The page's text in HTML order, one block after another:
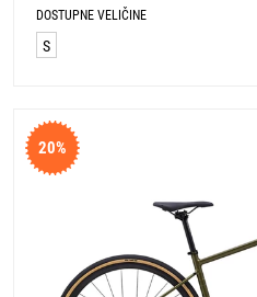
DOSTUPNE VELIČINE
S
20%